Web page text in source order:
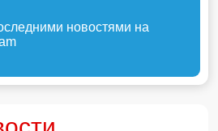
новостями на